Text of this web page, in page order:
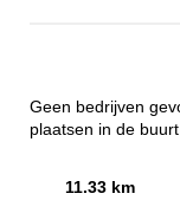
Geen bedrijven
plaatsen in de
11.33 km